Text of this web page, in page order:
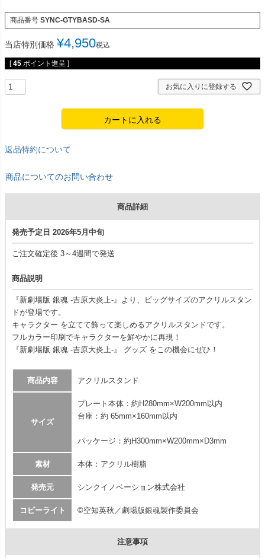
商品番号 SYNC-GTYBASD-SA
当店特別価格 ¥4,950税込
[ 45 ポイント進呈 ]
お気に入りに登録する
カートに入れる
返品特約について
商品についてのお問い合わせ
商品詳細
発売予定日 2026年5月中旬
ご注文確定後 3～4週間で発送
商品説明
『新劇場版 銀魂 -吉原大炎上-』より、ビッグサイズのアクリルスタン
ドが登場です。
キャラクター を立てて飾って楽しめるアクリルスタンドです。
フルカラー印刷でキャラクターを鮮やかに再現！
『新劇場版 銀魂 -吉原大炎上-』 グッズ をこの機会にぜひ！
商品内容 アクリルスタンド
サイズ
プレート本体：約H280mm×W200mm以内
台座：約 65mm×160mm以内
パッケージ：約H300mm×W200mm×D3mm
素材 本体：アクリル樹脂
発売元 シンクイノベーション株式会社
コピーライト ©空知英秋／劇場版銀魂製作委員会
注意事項